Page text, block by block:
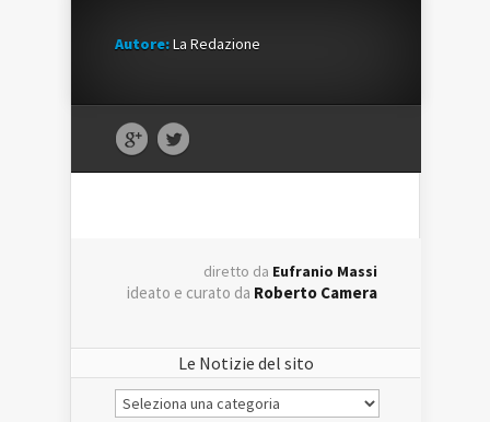
Autore:La Redazione
diretto da Eufranio Massi
ideato e curato da Roberto Camera
Le Notizie del sito
Le
Notizie